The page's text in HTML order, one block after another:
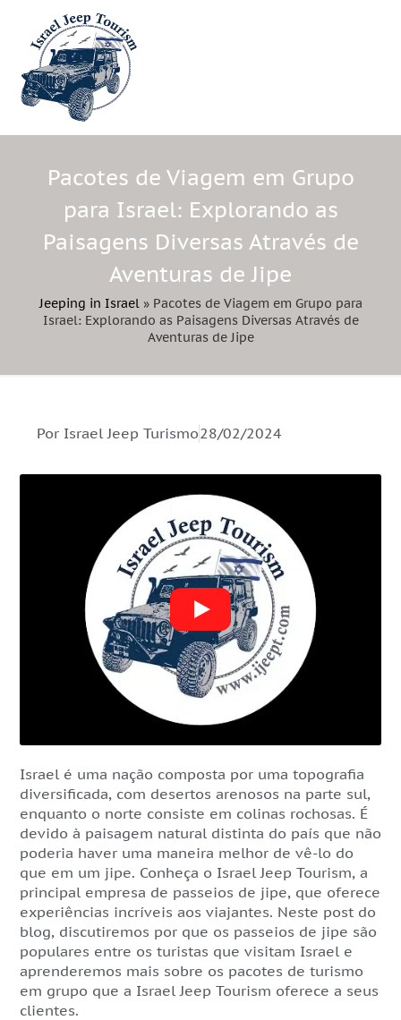
Pacotes de Viagem em Grupo
para Israel: Explorando as
Paisagens Diversas Através de
Aventuras de Jipe
Jeeping in Israel» Pacotes de Viagem em Grupo para
Israel: Explorando as Paisagens Diversas Através de
Aventuras de Jipe
Por Israel Jeep Turismo28/02/2024
Israel é uma nação composta por uma topografia
diversificada, com desertos arenosos na parte sul,
enquanto o norte consiste em colinas rochosas. É
devido à paisagem natural distinta do país que não
poderia haver uma maneira melhor de vê-lo do
que em um jipe. Conheça o Israel Jeep Tourism, a
principal empresa de passeios de jipe, que oferece
experiências incríveis aos viajantes. Neste post do
blog, discutiremos por que os passeios de jipe são
populares entre os turistas que visitam Israel e
aprenderemos mais sobre os pacotes de turismo
em grupo que a Israel Jeep Tourism oferece a seus
clientes.